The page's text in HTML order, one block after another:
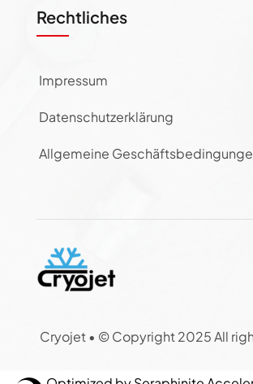
Rechtliches
Impressum
Datenschutzerklärung
Allgemeine
Cryojet • © Copyright 2025 All